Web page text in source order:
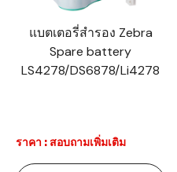
แบตเตอรี่สำรอง Zebra
Spare battery
LS4278/DS6878/Li4278
ราคา : สอบถามเพิ่มเติม